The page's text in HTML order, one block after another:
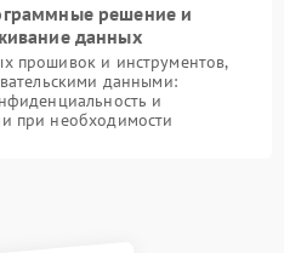
решение и
данных
прошивок и инструментов,
данными:
и
при необходимости